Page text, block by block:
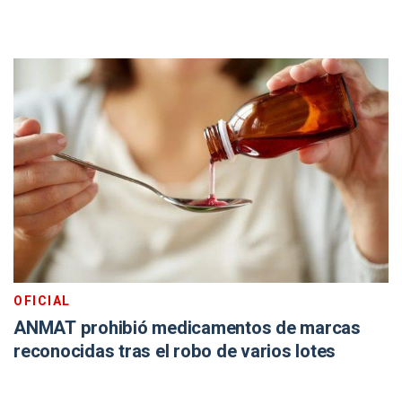
OFICIAL
ANMAT prohibió medicamentos de marcas
reconocidas tras el robo de varios lotes